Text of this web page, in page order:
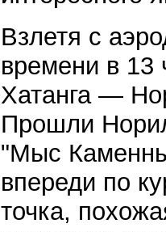
Взлетя с
времени в
Хатанга —
Прошли
"Мыс
впереди по
точка,